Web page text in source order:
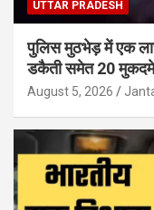
UTTAR PRADESH
पुलिस मुठभेड़ में एक
डकैती समेत 20
August 5, 2026